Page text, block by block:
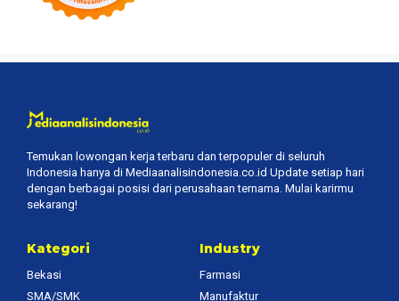
Temukan lowongan kerja terbaru dan terpopuler di seluruh
Indonesia hanya di Mediaanalisindonesia.co.id Update setiap hari
dengan berbagai posisi dari perusahaan ternama. Mulai karirmu
sekarang!
Kategori
Bekasi
SMA/SMK
Industry
Farmasi
Manufaktur